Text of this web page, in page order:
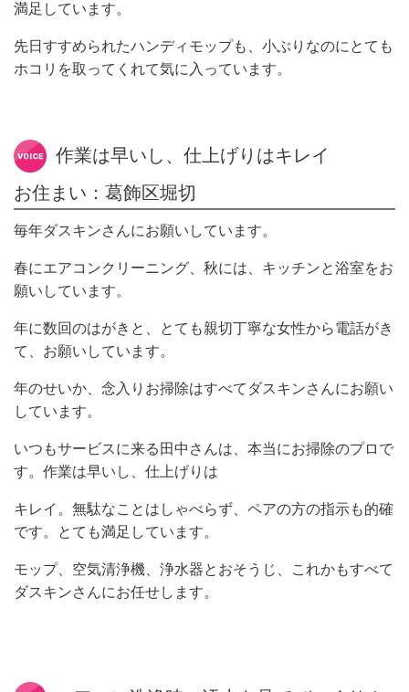
満足しています。
先日すすめられたハンディモップも、小ぶりなのにとても
ホコリを取ってくれて気に入っています。
作業は早いし、仕上げりはキレイ
お住まい：葛飾区堀切
毎年ダスキンさんにお願いしています。
春にエアコンクリーニング、秋には、キッチンと浴室をお
願いしています。
年に数回のはがきと、とても親切丁寧な女性から電話がき
て、お願いしています。
年のせいか、念入りお掃除はすべてダスキンさんにお願い
しています。
いつもサービスに来る田中さんは、本当にお掃除のプロで
す。作業は早いし、仕上げりは
キレイ。無駄なことはしゃべらず、ペアの方の指示も的確
です。とても満足しています。
モップ、空気清浄機、浄水器とおそうじ、これかもすべて
ダスキンさんにお任せします。